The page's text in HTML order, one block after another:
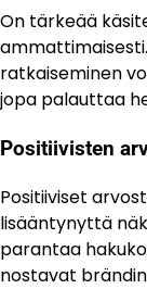
On tärkeää
ratkaiseminen
jopa palauttaa
Positiivisten
Positiiviset
lisääntynyttä
parantaa
nostavat